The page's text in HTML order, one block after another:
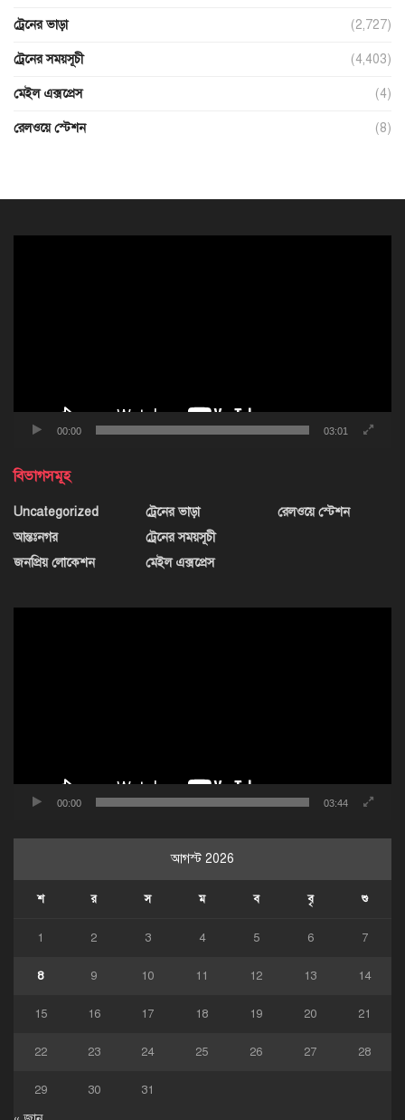
ট্রেনের ভাড়া (2,727)
ট্রেনের সময়সূচী (4,403)
মেইল এক্সপ্রেস (4)
রেলওয়ে স্টেশন (8)
00:00 03:01
বিভাগসমূহ
Uncategorized
আন্তঃনগর
জনপ্রিয় লোকেশন
ট্রেনের ভাড়া
ট্রেনের সময়সূচী
মেইল এক্সপ্রেস
রেলওয়ে স্টেশন
00:00 03:44
আগস্ট 2026
শ র স ম ব বৃ শু
1 2 3 4 5 6 7
8 9 10 11 12 13 14
15 16 17 18 19 20 21
22 23 24 25 26 27 28
29 30 31